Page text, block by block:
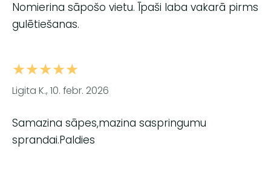
Nomierina sāpošo vietu. Īpaši laba vakarā pirms
gulētiešanas.
★★★★★
Ligita K., 10. febr. 2026
Samazina sāpes,mazina saspringumu
sprandai.Paldies